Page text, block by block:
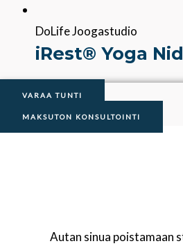
DoLife Joogastudio
iRest® Yoga
VARAA TUNTI
MAKSUTON KONSULTOINTI
Autan sinua poistamaan